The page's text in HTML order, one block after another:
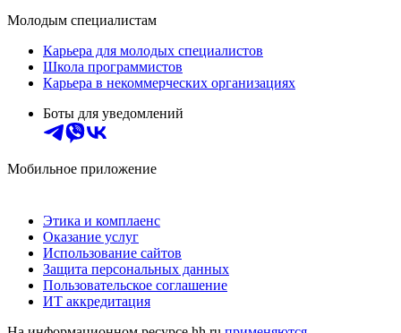
Молодым специалистам
Карьера для молодых специалистов
Школа программистов
Карьера в некоммерческих организациях
Боты для уведомлений
Мобильное приложение
Этика и комплаенс
Оказание услуг
Использование сайтов
Защита персональных данных
Пользовательское соглашение
ИТ аккредитация